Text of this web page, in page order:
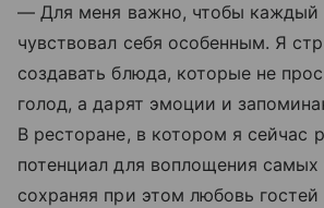
— Для меня важно, чтобы каждый
чувствовал себя особенным. Я
создавать блюда, которые не
голод, а дарят эмоции и
В ресторане, в котором я сейчас
потенциал для воплощения
сохраняя при этом любовь